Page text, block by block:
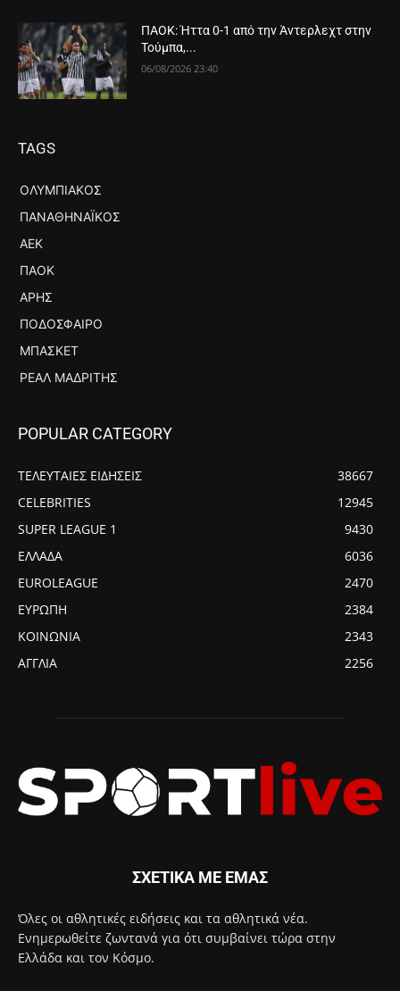
ΠΑΟΚ: Ήττα 0-1 από την Άντερλεχτ στην
Τούμπα,...
06/08/2026 23:40
TAGS
ΟΛΥΜΠΙΑΚΌΣ
ΠΑΝΑΘΗΝΑΪΚΌΣ
ΑΕΚ
ΠΑΟΚ
ΆΡΗΣ
ΠΟΔΌΣΦΑΙΡΟ
ΜΠΆΣΚΕΤ
ΡΕΆΛ ΜΑΔΡΊΤΗΣ
POPULAR CATEGORY
ΤΕΛΕΥΤΑΙΕΣ ΕΙΔΗΣΕΙΣ
38667
CELEBRITIES
12945
SUPER LEAGUE 1
9430
ΕΛΛΑΔΑ
6036
EUROLEAGUE
2470
ΕΥΡΩΠΗ
2384
ΚΟΙΝΩΝΙΑ
2343
ΑΓΓΛΙΑ
2256
ΣΧΕΤΙΚΑ ΜΕ ΕΜΑΣ
Όλες οι αθλητικές ειδήσεις και τα αθλητικά νέα.
Ενημερωθείτε ζωντανά για ότι συμβαίνει τώρα στην
Ελλάδα και τον Κόσμο.